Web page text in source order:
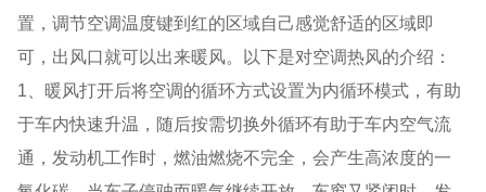
置，调节空调温度键到红的区域自己感觉舒适的区域即
可，出风口就可以出来暖风。以下是对空调热风的介绍：
1、暖风打开后将空调的循环方式设置为内循环模式，有助
于车内快速升温，随后按需切换外循环有助于车内空气流
通，发动机工作时，燃油燃烧不完全，会产生高浓度的一